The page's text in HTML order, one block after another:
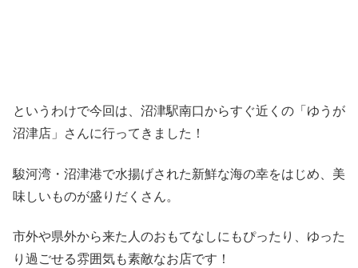
というわけで今回は、沼津駅南口からすぐ近くの「ゆうが
沼津店」さんに行ってきました！
駿河湾・沼津港で水揚げされた新鮮な海の幸をはじめ、美
味しいものが盛りだくさん。
市外や県外から来た人のおもてなしにもぴったり、ゆった
り過ごせる雰囲気も素敵なお店です！